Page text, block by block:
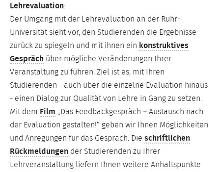
Lehrevaluation:
Der Umgang mit der Lehrevaluation an der Ruhr-
Universität sieht vor, den Studierenden die Ergebnisse
zurück zu spiegeln und mit ihnen ein konstruktives
Gespräch über mögliche Veränderungen Ihrer
Veranstaltung zu führen. Ziel ist es, mit Ihren
Studierenden - auch über die einzelne Evaluation hinaus
- einen Dialog zur Qualität von Lehre in Gang zu setzen.
Mit dem Film „Das Feedbackgespräch – Austausch nach
der Evaluation gestalten!“ geben wir Ihnen Möglichkeiten
und Anregungen für das Gespräch. Die schriftlichen
Rückmeldungen der Studierenden zu Ihrer
Lehrveranstaltung liefern Ihnen weitere Anhaltspunkte